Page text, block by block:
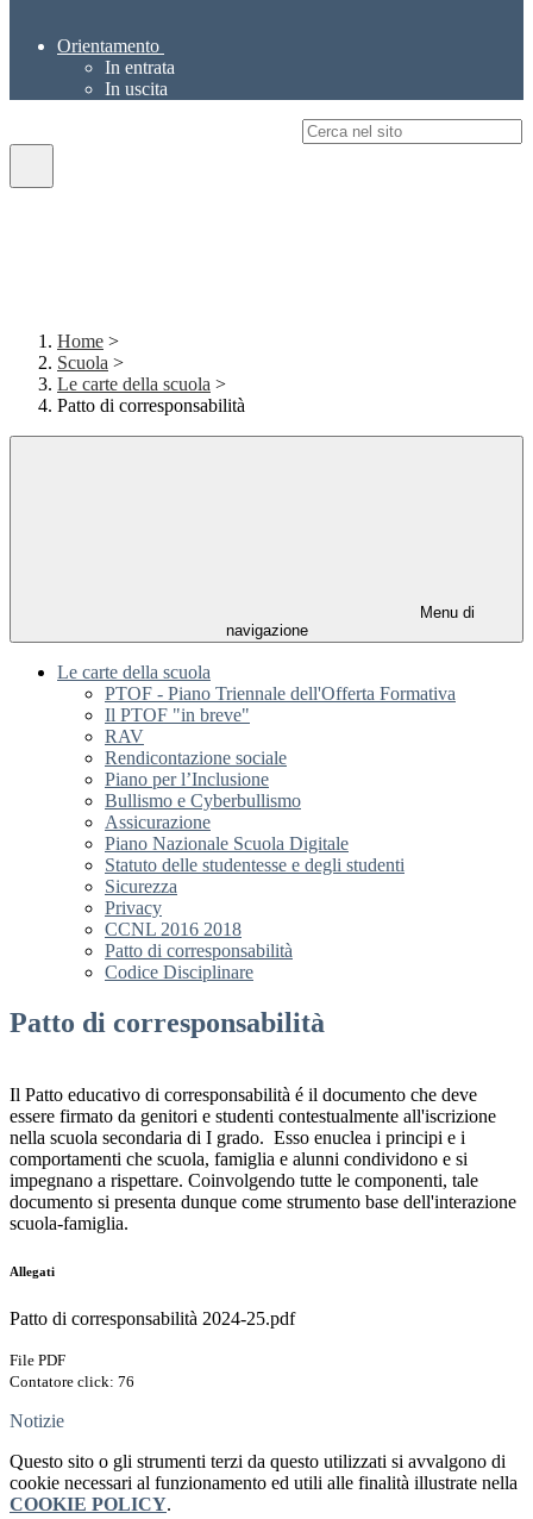
Orientamento
In entrata
In uscita
Home >
Scuola >
Le carte della scuola >
Patto di corresponsabilità
Menu di
navigazione
Le carte della scuola
PTOF - Piano Triennale dell'Offerta Formativa
Il PTOF "in breve"
RAV
Rendicontazione sociale
Piano per l’Inclusione
Bullismo e Cyberbullismo
Assicurazione
Piano Nazionale Scuola Digitale
Statuto delle studentesse e degli studenti
Sicurezza
Privacy
CCNL 2016 2018
Patto di corresponsabilità
Codice Disciplinare
Patto di corresponsabilità
Il Patto educativo di corresponsabilità é il documento che deve
essere firmato da genitori e studenti contestualmente all'iscrizione
nella scuola secondaria di I grado. Esso enuclea i principi e i
comportamenti che scuola, famiglia e alunni condividono e si
impegnano a rispettare. Coinvolgendo tutte le componenti, tale
documento si presenta dunque come strumento base dell'interazione
scuola-famiglia.
Allegati
Patto di corresponsabilità 2024-25.pdf
File PDF
Contatore click: 76
Notizie
Questo sito o gli strumenti terzi da questo utilizzati si avvalgono di
cookie necessari al funzionamento ed utili alle finalità illustrate nella
COOKIE POLICY.